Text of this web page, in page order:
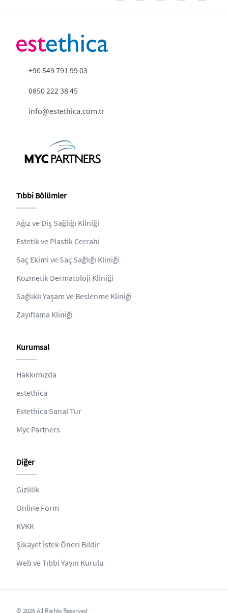
+90 549 791 99 03
0850 222 38 45
info@estethica.com.tr
Tıbbi Bölümler
Ağız ve Diş Sağlığı Kliniği
Estetik ve Plastik Cerrahi
Saç Ekimi ve Saç Sağlığı Kliniği
Kozmetik Dermatoloji Kliniği
Sağlıklı Yaşam ve Beslenme Kliniği
Zayıflama Kliniği
Kurumsal
Hakkımızda
estethica
Estethica Sanal Tur
Myc Partners
Diğer
Gizlilik
Online Form
KVKK
Şikayet İstek Öneri Bildir
Web ve Tıbbi Yayın Kurulu
© 2026 All Rights Reserved